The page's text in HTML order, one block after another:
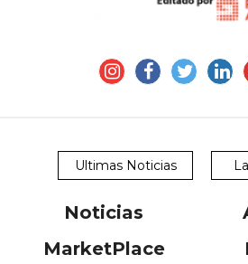
Ultimas Noticias
Noticias
MarketPlace